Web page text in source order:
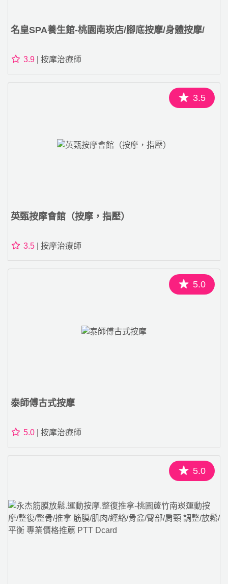
名皇SPA養生館-桃園南崁店/腳底按摩/身體按摩/
3.9 | 按摩治療師
3.5
英甄按摩會館（按摩，指壓）
3.5 | 按摩治療師
5.0
泰師傅古式按摩
5.0 | 按摩治療師
5.0